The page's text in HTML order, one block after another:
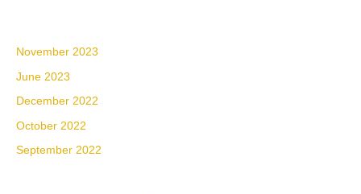
November 2023
June 2023
December 2022
October 2022
September 2022